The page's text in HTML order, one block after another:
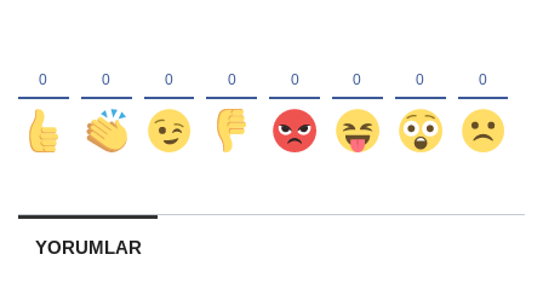
YORUMLAR